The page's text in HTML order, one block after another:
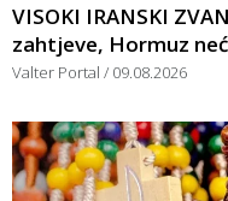
VISOKI IRANSKI
zahtjeve, Hormuz
Valter Portal 09.08.2026